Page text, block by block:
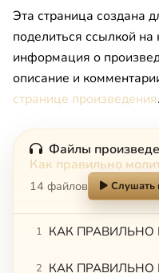
Эта страница создана
поделиться ссылкой
информация о
описание и
странице произведения.
Файлы
Как правильно
14 файлов Слушать
1
2